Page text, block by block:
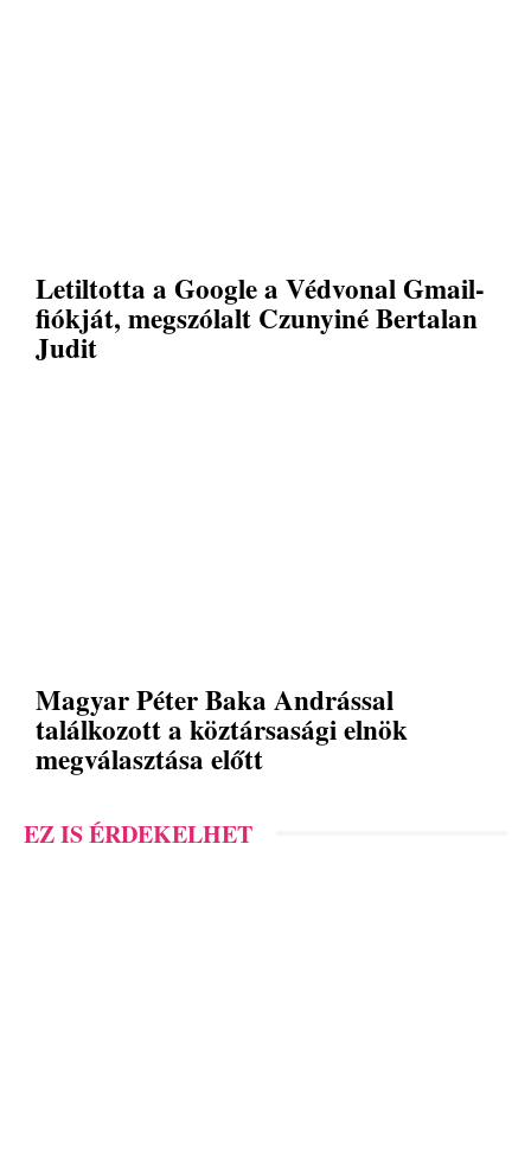
Letiltotta a Google a Védvonal Gmail-
fiókját, megszólalt Czunyiné Bertalan
Judit
Magyar Péter Baka Andrással
találkozott a köztársasági elnök
megválasztása előtt
EZ IS ÉRDEKELHET